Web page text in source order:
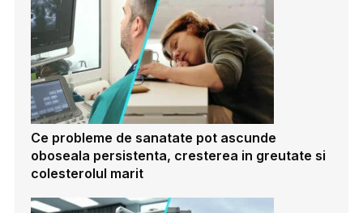
Ce probleme de sanatate pot ascunde
oboseala persistenta, cresterea in greutate si
colesterolul marit